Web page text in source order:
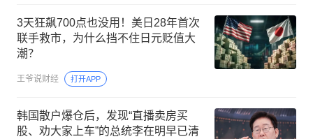
3天狂飙700点也没用！美日28年首次
联手救市，为什么挡不住日元贬值大
潮？
王爷说财经 打开APP
韩国散户爆仓后，发现“直播卖房买
股、劝大家上车”的总统李在明早已清